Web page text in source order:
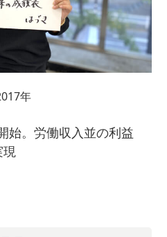
年
始。労働収入並の利益
現